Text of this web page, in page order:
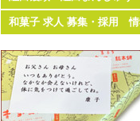
和菓子 求人 募集・採用